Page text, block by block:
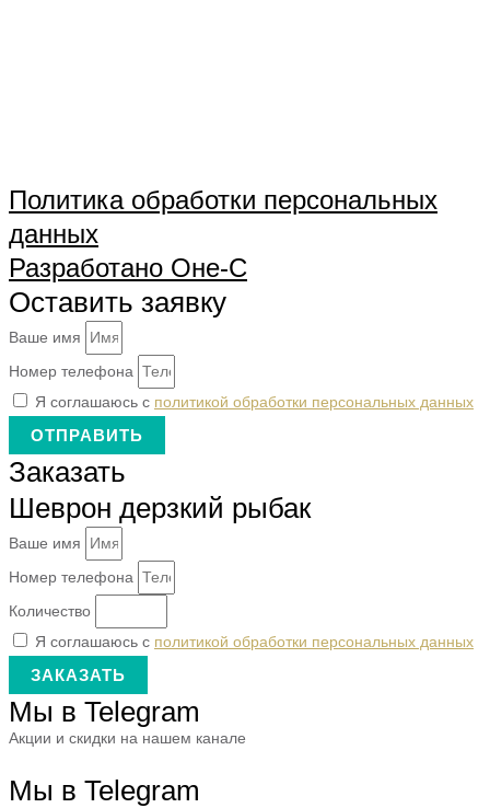
Политика обработки персональных
данных
Разработано Оне-С
Оставить заявку
Ваше имя
Номер телефона
Я соглашаюсь с политикой обработки персональных данных
ОТПРАВИТЬ
Заказать
Шеврон дерзкий рыбак
Ваше имя
Номер телефона
Количество
Я соглашаюсь с политикой обработки персональных данных
ЗАКАЗАТЬ
Мы в Telegram
Акции и скидки на нашем канале
Мы в Telegram